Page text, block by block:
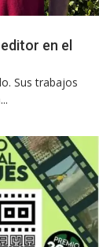
en el
Sus trabajos